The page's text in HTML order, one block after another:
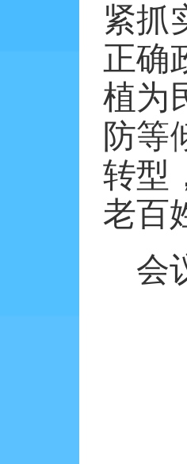
紧抓
正确
植为
防等
转型
老百
会